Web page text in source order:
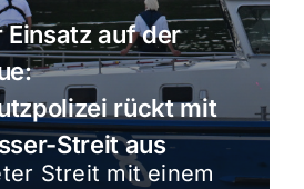
auf der
rückt mit
Streit aus
Streit mit einem